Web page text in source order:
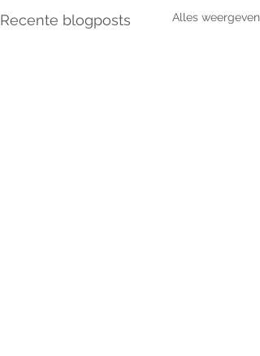
Recente blogposts Alles weergeven